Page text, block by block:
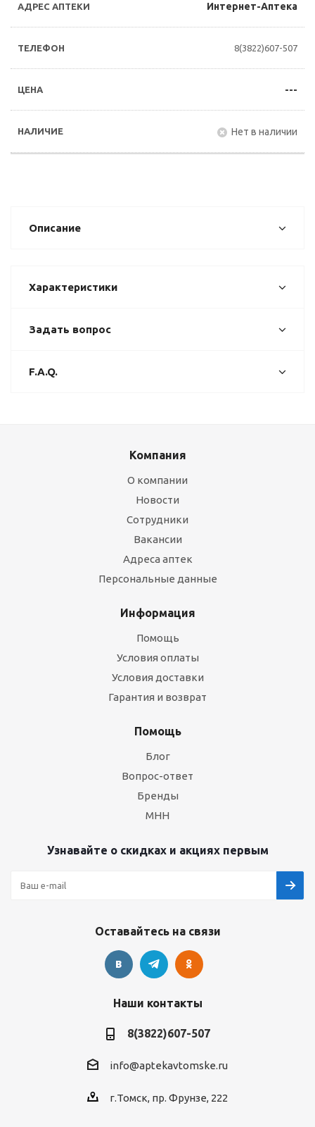
Интернет-Аптека
8(3822)607-507
---
Нет в наличии
Описание
Характеристики
Задать вопрос
F.A.Q.
Компания
О компании
Новости
Сотрудники
Вакансии
Адреса аптек
Персональные данные
Информация
Помощь
Условия оплаты
Условия доставки
Гарантия и возврат
Помощь
Блог
Вопрос-ответ
Бренды
МНН
Узнавайте о скидках и акциях первым
Оставайтесь на связи
Наши контакты
8(3822)607-507
info@aptekavtomske.ru
г.Томск, пр. Фрунзе, 222